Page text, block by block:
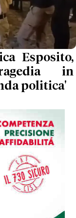
Esposito,
in
politica'